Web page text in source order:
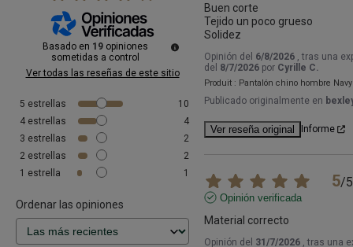
Basado en 19 opiniones
sometidas a control
Ver todas las reseñas de este sitio
5 estrellas
10
4 estrellas
4
3 estrellas
2
2 estrellas
2
1 estrella 1
Ordenar las opiniones
Buen corte
Tejido un poco grueso
Solidez
Opinión del 6/8/2026
, tras una
del 8/7/2026 por Cyrille C.
Produit : Pantalón chino hombre Navy
Publicado originalmente en
Ver reseña original Informe
5/5
Opinión verificada
Material correcto
Opinión del 31/7/2026 , tras una